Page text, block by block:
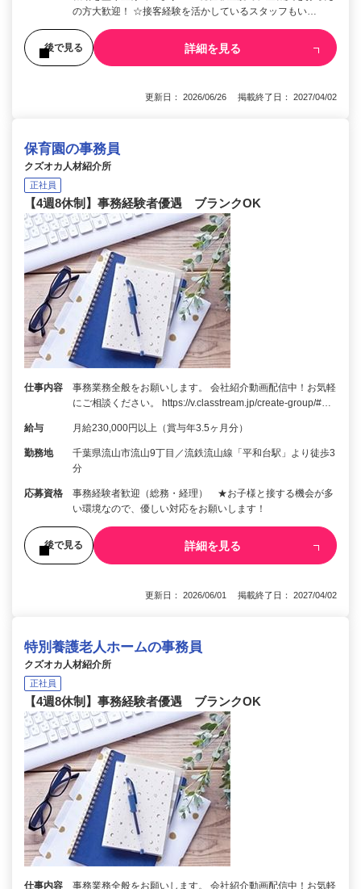
の方大歓迎！ ☆接客経験を活かしているスタッフもい…
後で見る 詳細を見る
更新日： 2026/06/26 掲載終了日： 2027/04/02
保育園の事務員
クズオカ人材紹介所
正社員
【4週8休制】事務経験者優遇 ブランクOK
仕事内容
事務業務全般をお願いします。 会社紹介動画配信中！お気軽
にご相談ください。 https://v.classtream.jp/create-group/#…
給与 月給230,000円以上（賞与年3.5ヶ月分）
勤務地
千葉県流山市流山9丁目／流鉄流山線「平和台駅」より徒歩3
分
応募資格
事務経験者歓迎（総務・経理） ★お子様と接する機会が多
い環境なので、優しい対応をお願いします！
後で見る 詳細を見る
更新日： 2026/06/01 掲載終了日： 2027/04/02
特別養護老人ホームの事務員
クズオカ人材紹介所
正社員
【4週8休制】事務経験者優遇 ブランクOK
仕事内容 事務業務全般をお願いします。 会社紹介動画配信中！お気軽